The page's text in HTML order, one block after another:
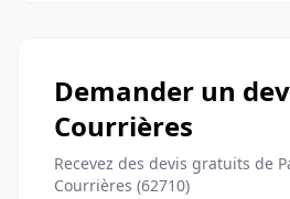
Demander un
Courrières
Recevez des devis gratuits de
Courrières (62710)